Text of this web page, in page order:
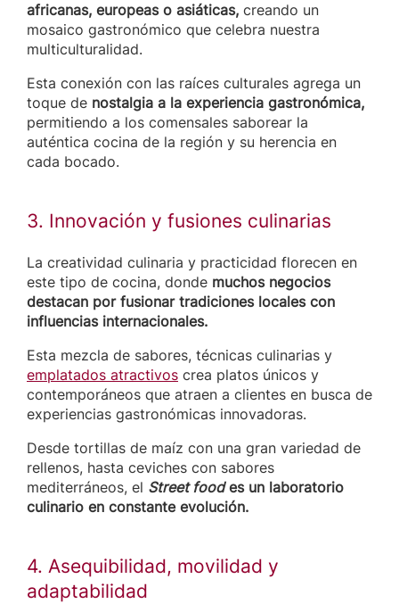
africanas, europeas o asiáticas, creando un
mosaico gastronómico que celebra nuestra
multiculturalidad.
Esta conexión con las raíces culturales agrega un
toque de nostalgia a la experiencia gastronómica,
permitiendo a los comensales saborear la
auténtica cocina de la región y su herencia en
cada bocado.
3. Innovación y fusiones culinarias
La creatividad culinaria y practicidad florecen en
este tipo de cocina, donde muchos negocios
destacan por fusionar tradiciones locales con
influencias internacionales.
Esta mezcla de sabores, técnicas culinarias y
emplatados atractivos crea platos únicos y
contemporáneos que atraen a clientes en busca de
experiencias gastronómicas innovadoras.
Desde tortillas de maíz con una gran variedad de
rellenos, hasta ceviches con sabores
mediterráneos, el Street foodes un laboratorio
culinario en constante evolución.
4. Asequibilidad, movilidad y
adaptabilidad